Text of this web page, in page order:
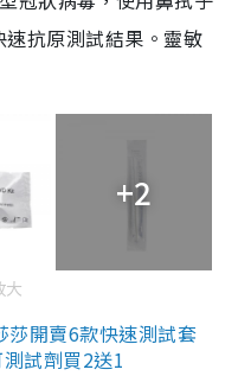
抗原測試結果。靈敏
+2
大
莎開賣6款快速測試套
試劑買2送1